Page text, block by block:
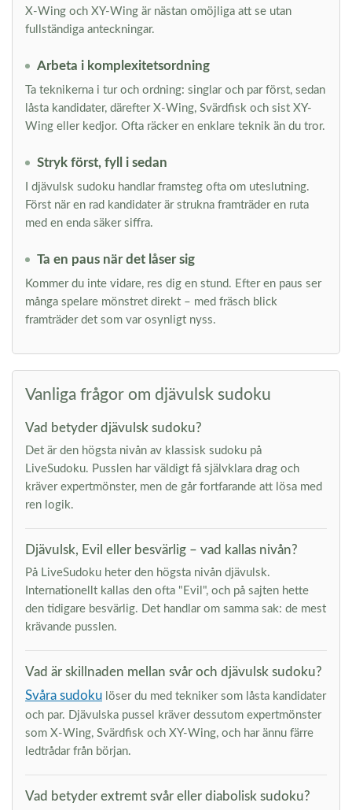
X-Wing och XY-Wing är nästan omöjliga att se utan
fullständiga anteckningar.
Arbeta i komplexitetsordning
Ta teknikerna i tur och ordning: singlar och par först, sedan
låsta kandidater, därefter X-Wing, Svärdfisk och sist XY-
Wing eller kedjor. Ofta räcker en enklare teknik än du tror.
Stryk först, fyll i sedan
I djävulsk sudoku handlar framsteg ofta om uteslutning.
Först när en rad kandidater är strukna framträder en ruta
med en enda säker siffra.
Ta en paus när det låser sig
Kommer du inte vidare, res dig en stund. Efter en paus ser
många spelare mönstret direkt – med fräsch blick
framträder det som var osynligt nyss.
Vanliga frågor om djävulsk sudoku
Vad betyder djävulsk sudoku?
Det är den högsta nivån av klassisk sudoku på
LiveSudoku. Pusslen har väldigt få självklara drag och
kräver expertmönster, men de går fortfarande att lösa med
ren logik.
Djävulsk, Evil eller besvärlig – vad kallas nivån?
På LiveSudoku heter den högsta nivån djävulsk.
Internationellt kallas den ofta "Evil", och på sajten hette
den tidigare besvärlig. Det handlar om samma sak: de mest
krävande pusslen.
Vad är skillnaden mellan svår och djävulsk sudoku?
Svåra sudoku löser du med tekniker som låsta kandidater
och par. Djävulska pussel kräver dessutom expertmönster
som X-Wing, Svärdfisk och XY-Wing, och har ännu färre
ledtrådar från början.
Vad betyder extremt svår eller diabolisk sudoku?